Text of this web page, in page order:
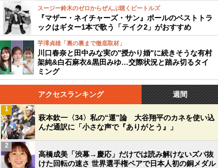
スージー鈴木のゼロからぜんぶ聴くビートルズ
『マザー・ネイチャーズ・サン』ポールのベストトラ
ックはギター1本で歌う「テイク2」がおすすめ
芋澤貞雄「裏の裏まで徹底取材」
川口春奈と田中みな実の"授かり婚"に続きそうな有村
架純&白石麻衣&黒田みゆ…交際状況と踏み切るタイ
ミング
アクセスランキング 週間
萩本欽一〈34〉私の“運”論 大谷翔平のカネを使い込
んだ通訳に「小さな声で『ありがとう』」
1
高橋成美「渋幕→慶応」だけでは読み解けないズバ抜
けた回転の速さ 世界選手権ペアで日本人初の銅メダル
2